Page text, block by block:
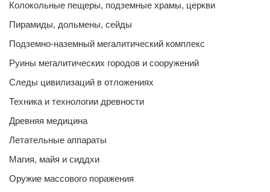
Колокольные пещеры, подземные храмы, церкви
Пирамиды, дольмены, сейды
Подземно-наземный мегалитический комплекс
Руины мегалитических городов и сооружений
Следы цивилизаций в отложениях
Техника и технологии древности
Древняя медицина
Летательные аппараты
Магия, майя и сиддхи
Оружие массового поражения